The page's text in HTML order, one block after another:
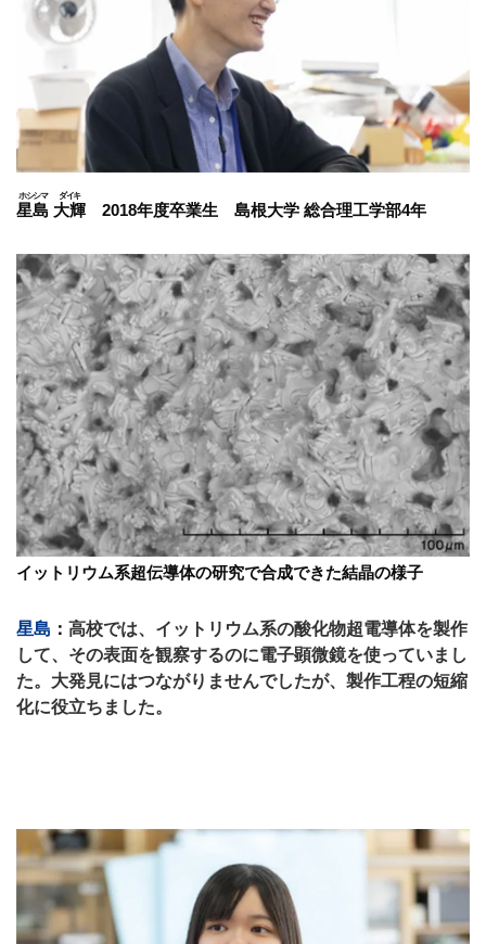
星島 大輝 2018年度卒業生 島根大学 総合理工学部4年
イットリウム系超伝導体の研究で合成できた結晶の様子
星島 ： 高校では、イットリウム系の酸化物超電導体を製作
して、その表面を観察するのに電子顕微鏡を使っていまし
た。大発見にはつながりませんでしたが、製作工程の短縮
化に役立ちました。